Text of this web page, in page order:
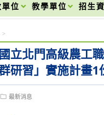
單位 教學單位 招生
國立北門高級農
研習」實施計畫
>
Post最新消息